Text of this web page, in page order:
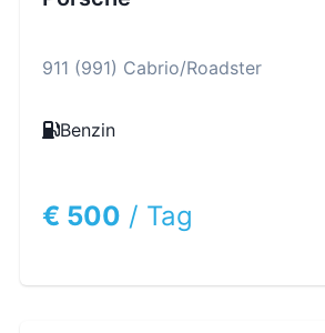
911 (991) Cabrio/Roadster
Benzin
€ 500 / Tag